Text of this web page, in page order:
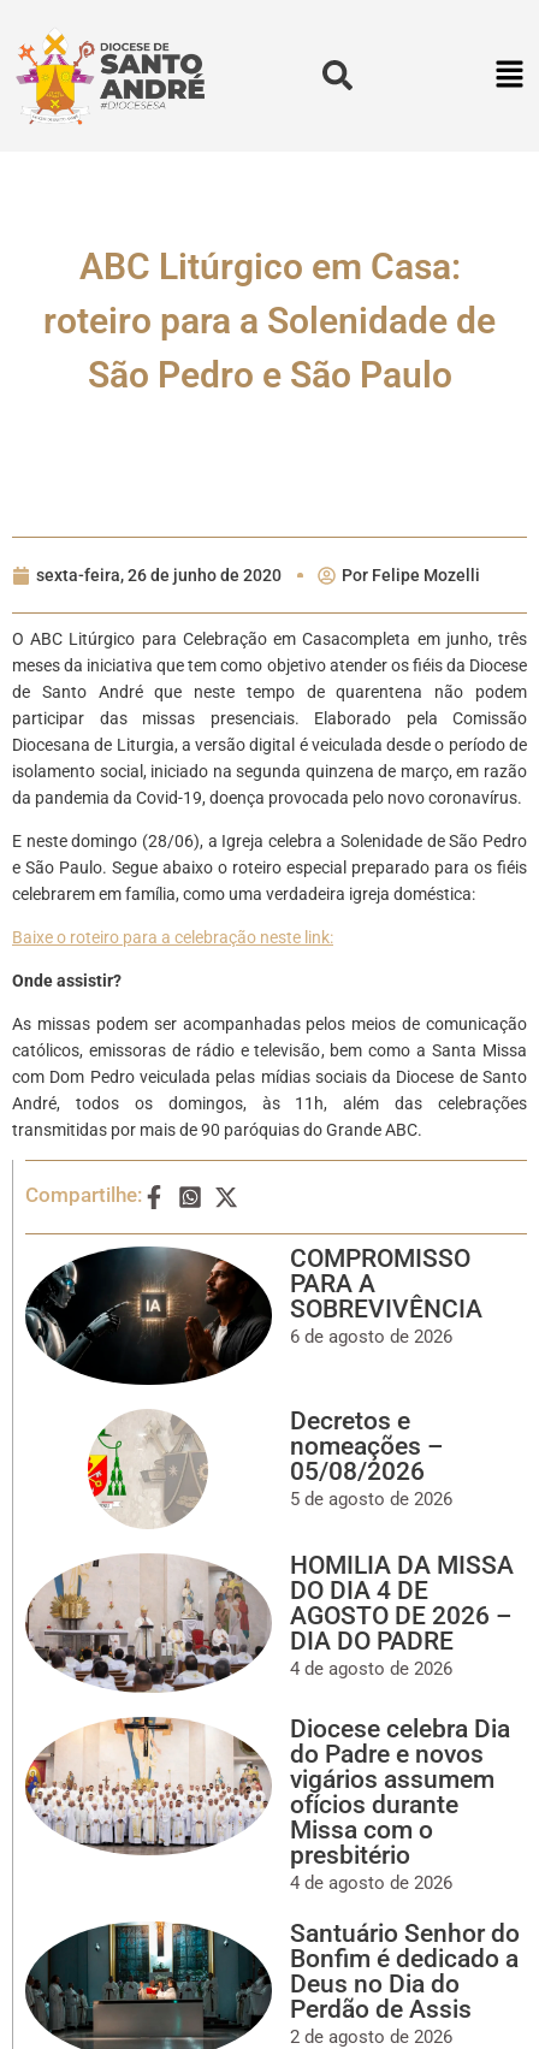
ABC Litúrgico em Casa:
roteiro para a Solenidade de
São Pedro e São Paulo
sexta-feira, 26 de junho de 2020 Por Felipe Mozelli
O ABC Litúrgico para Celebração em Casacompleta em junho, três
meses da iniciativa que tem como objetivo atender os fiéis da Diocese
de Santo André que neste tempo de quarentena não podem
participar das missas presenciais. Elaborado pela Comissão
Diocesana de Liturgia, a versão digital é veiculada desde o período de
isolamento social, iniciado na segunda quinzena de março, em razão
da pandemia da Covid-19, doença provocada pelo novo coronavírus.
E neste domingo (28/06), a Igreja celebra a Solenidade de São Pedro
e São Paulo. Segue abaixo o roteiro especial preparado para os fiéis
celebrarem em família, como uma verdadeira igreja doméstica:
Baixe o roteiro para a celebração neste link:
Onde assistir?
As missas podem ser acompanhadas pelos meios de comunicação
católicos, emissoras de rádio e televisão, bem como a Santa Missa
com Dom Pedro veiculada pelas mídias sociais da Diocese de Santo
André, todos os domingos, às 11h, além das celebrações
transmitidas por mais de 90 paróquias do Grande ABC.
Compartilhe:
COMPROMISSO
PARA A
SOBREVIVÊNCIA
6 de agosto de 2026
Decretos e
nomeações –
05/08/2026
5 de agosto de 2026
HOMILIA DA MISSA
DO DIA 4 DE
AGOSTO DE 2026 –
DIA DO PADRE
4 de agosto de 2026
Diocese celebra Dia
do Padre e novos
vigários assumem
ofícios durante
Missa com o
presbitério
4 de agosto de 2026
Santuário Senhor do
Bonfim é dedicado a
Deus no Dia do
Perdão de Assis
2 de agosto de 2026